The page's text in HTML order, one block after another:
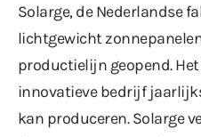
Solarge, de Nederlandse
lichtgewicht
productielijn geopend.
innovatieve bedrijf
kan produceren. Solarge